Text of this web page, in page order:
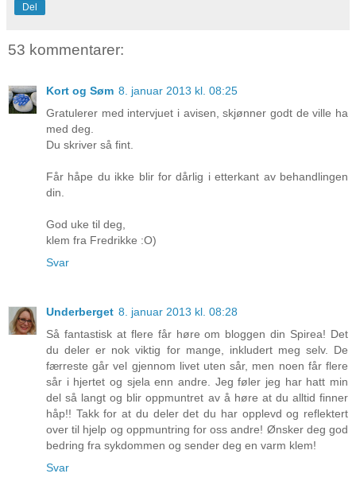
Del
53 kommentarer:
Kort og Søm 8. januar 2013 kl. 08:25
Gratulerer med intervjuet i avisen, skjønner godt de ville ha
med deg.
Du skriver så fint.
Får håpe du ikke blir for dårlig i etterkant av behandlingen
din.
God uke til deg,
klem fra Fredrikke :O)
Svar
Underberget 8. januar 2013 kl. 08:28
Så fantastisk at flere får høre om bloggen din Spirea! Det
du deler er nok viktig for mange, inkludert meg selv. De
færreste går vel gjennom livet uten sår, men noen får flere
sår i hjertet og sjela enn andre. Jeg føler jeg har hatt min
del så langt og blir oppmuntret av å høre at du alltid finner
håp!! Takk for at du deler det du har opplevd og reflektert
over til hjelp og oppmuntring for oss andre! Ønsker deg god
bedring fra sykdommen og sender deg en varm klem!
Svar